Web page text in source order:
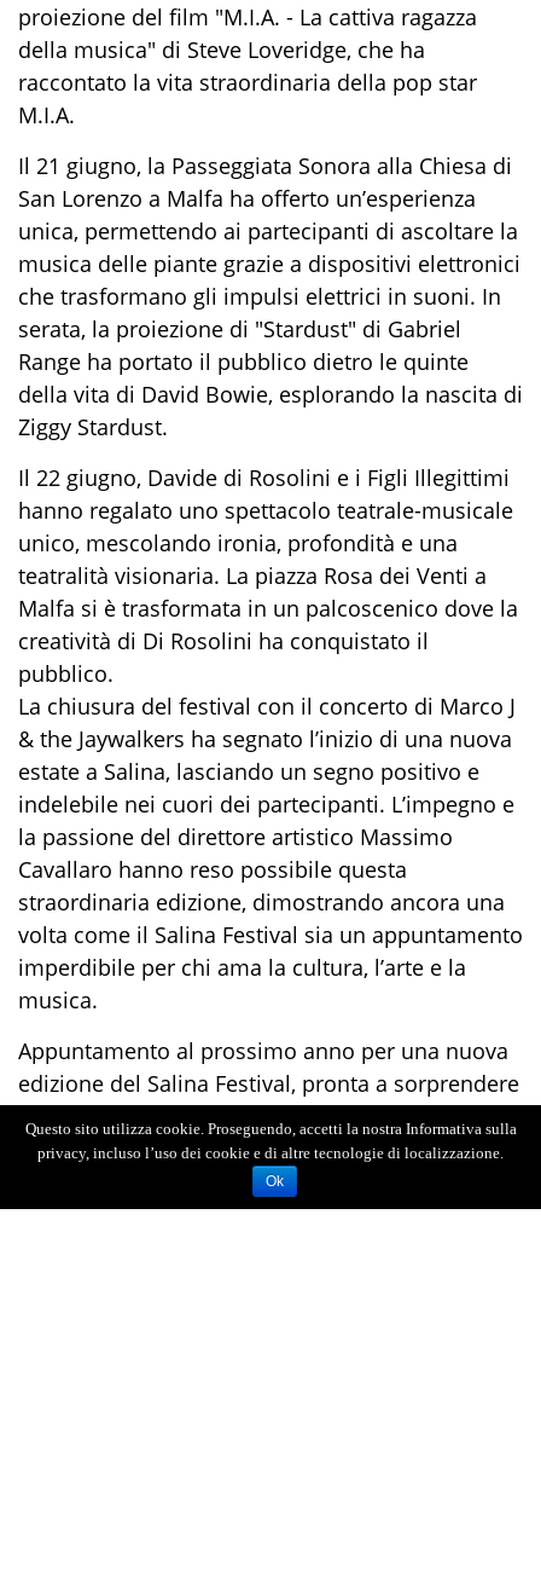
proiezione del film "M.I.A. - La cattiva ragazza
della musica" di Steve Loveridge, che ha
raccontato la vita straordinaria della pop star
M.I.A.
Il 21 giugno, la Passeggiata Sonora alla Chiesa di
San Lorenzo a Malfa ha offerto un’esperienza
unica, permettendo ai partecipanti di ascoltare la
musica delle piante grazie a dispositivi elettronici
che trasformano gli impulsi elettrici in suoni. In
serata, la proiezione di "Stardust" di Gabriel
Range ha portato il pubblico dietro le quinte
della vita di David Bowie, esplorando la nascita di
Ziggy Stardust.
Il 22 giugno, Davide di Rosolini e i Figli Illegittimi
hanno regalato uno spettacolo teatrale-musicale
unico, mescolando ironia, profondità e una
teatralità visionaria. La piazza Rosa dei Venti a
Malfa si è trasformata in un palcoscenico dove la
creatività di Di Rosolini ha conquistato il
pubblico.
La chiusura del festival con il concerto di Marco J
& the Jaywalkers ha segnato l’inizio di una nuova
estate a Salina, lasciando un segno positivo e
indelebile nei cuori dei partecipanti. L’impegno e
la passione del direttore artistico Massimo
Cavallaro hanno reso possibile questa
straordinaria edizione, dimostrando ancora una
volta come il Salina Festival sia un appuntamento
imperdibile per chi ama la cultura, l’arte e la
musica.
Appuntamento al prossimo anno per una nuova
edizione del Salina Festival, pronta a sorprendere
Questo sito utilizza cookie. Proseguendo, accetti la nostra Informativa sulla
privacy, incluso l’uso dei cookie e di altre tecnologie di localizzazione.
Ok